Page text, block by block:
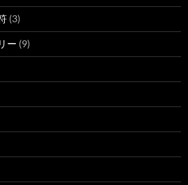
(3)
ー (9)